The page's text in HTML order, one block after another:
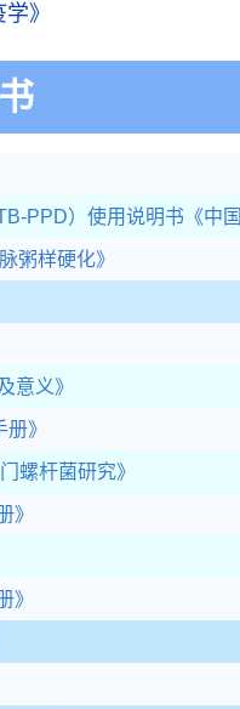
》
PPD）使用说明书 《中
粥样硬化》
意义》
》
螺杆菌研究》
》
》